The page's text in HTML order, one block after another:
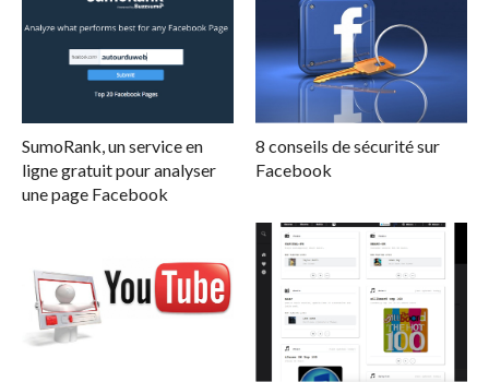
SumoRank, un service en
ligne gratuit pour analyser
une page Facebook
8 conseils de sécurité sur
Facebook